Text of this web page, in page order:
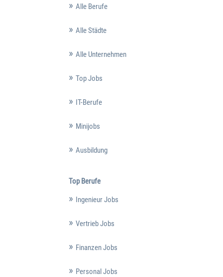
Alle Berufe
Alle Städte
Alle Unternehmen
Top Jobs
IT-Berufe
Minijobs
Ausbildung
Top Berufe
Ingenieur Jobs
Vertrieb Jobs
Finanzen Jobs
Personal Jobs